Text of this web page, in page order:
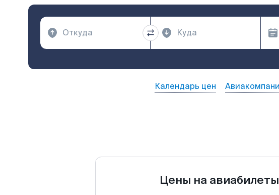
Календарь цен
Цены на авиабилеты